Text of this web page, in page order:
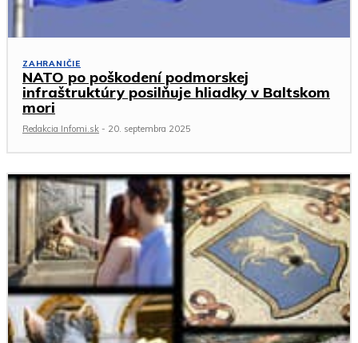
ZAHRANIČIE
NATO po poškodení podmorskej
infraštruktúry posilňuje hliadky v Baltskom
mori
Redakcia Infomi.sk - 20. septembra 2025